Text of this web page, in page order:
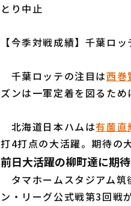
とり中止
【今季対戦成績】千葉ロ
千葉ロッテの注目は西巻
ズンは一軍定着を図るた
北海道日本ハムは有薗直
打4打点の大活躍。期待の
前日大活躍の柳町達に期待
タマホームスタジアム筑
ン・リーグ公式戦第3回戦